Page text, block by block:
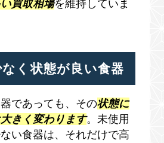
買取相場を維持していま
く状態が良い食器
であっても、その状態に
きく変わります。未使用
い食器は、それだけで高